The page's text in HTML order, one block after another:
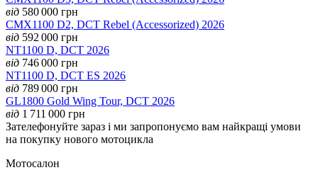
від 580 000 грн
CMX1100 D2, DCT Rebel (Accessorized) 2026
від 592 000 грн
NT1100 D, DCT 2026
від 746 000 грн
NT1100 D, DCT ES 2026
від 789 000 грн
GL1800 Gold Wing Tour, DCT 2026
від 1 711 000 грн
Зателефонуйте зараз і ми запропонуємо вам найкращі умови
на покупку нового мотоцикла
Мотосалон